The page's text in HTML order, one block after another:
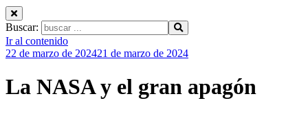
Buscar:
Ir al contenido
22 de marzo de 202421 de marzo de 2024
La NASA y el gran apagón